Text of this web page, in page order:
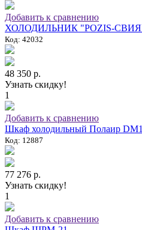
Добавить к сравнению
ХОЛОДИЛЬНИК "POZIS-
Код: 42032
48 350 р.
Узнать скидку!
1
Добавить к сравнению
Шкаф холодильный Полаир
Код: 12887
77 276 р.
Узнать скидку!
1
Добавить к сравнению